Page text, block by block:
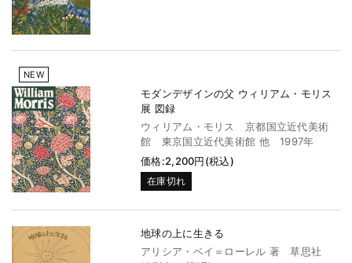
NEW
モダンデザインの父 ウィリアム・モリス
展 図録
ウィリアム・モリス 京都国立近代美術
館 東京国立近代美術館 他 1997年
価格:2,200円(税込)
在庫切れ
地球の上に生きる
アリシア・ベイ＝ローレル 著 草思社